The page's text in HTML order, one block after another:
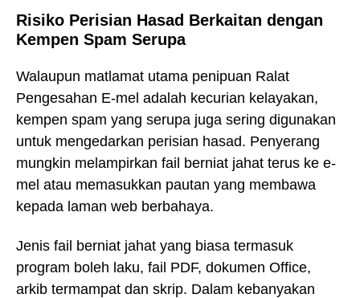
Risiko Perisian Hasad Berkaitan dengan
Kempen Spam Serupa
Walaupun matlamat utama penipuan Ralat
Pengesahan E-mel adalah kecurian kelayakan,
kempen spam yang serupa juga sering digunakan
untuk mengedarkan perisian hasad. Penyerang
mungkin melampirkan fail berniat jahat terus ke e-
mel atau memasukkan pautan yang membawa
kepada laman web berbahaya.
Jenis fail berniat jahat yang biasa termasuk
program boleh laku, fail PDF, dokumen Office,
arkib termampat dan skrip. Dalam kebanyakan